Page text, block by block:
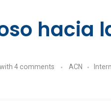
hacia
with 4 comments ACN